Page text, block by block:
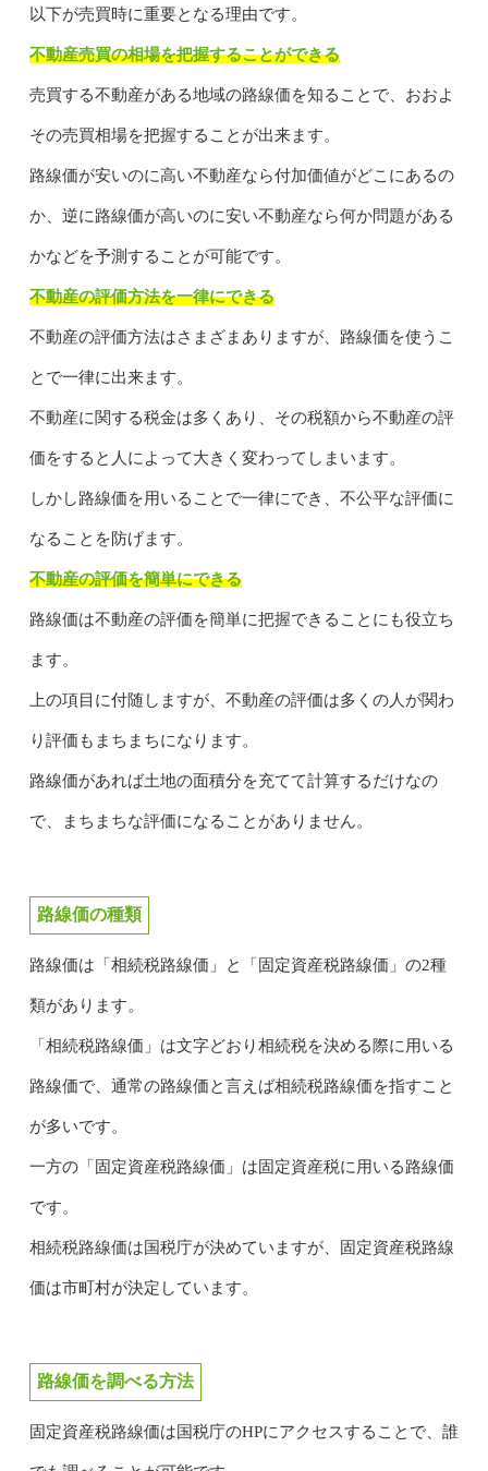
以下が売買時に重要となる理由です。
不動産売買の相場を把握することができる
売買する不動産がある地域の路線価を知ることで、おおよ
その売買相場を把握することが出来ます。
路線価が安いのに高い不動産なら付加価値がどこにあるの
か、逆に路線価が高いのに安い不動産なら何か問題がある
かなどを予測することが可能です。
不動産の評価方法を一律にできる
不動産の評価方法はさまざまありますが、路線価を使うこ
とで一律に出来ます。
不動産に関する税金は多くあり、その税額から不動産の評
価をすると人によって大きく変わってしまいます。
しかし路線価を用いることで一律にでき、不公平な評価に
なることを防げます。
不動産の評価を簡単にできる
路線価は不動産の評価を簡単に把握できることにも役立ち
ます。
上の項目に付随しますが、不動産の評価は多くの人が関わ
り評価もまちまちになります。
路線価があれば土地の面積分を充てて計算するだけなの
で、まちまちな評価になることがありません。
路線価の種類
路線価は「相続税路線価」と「固定資産税路線価」の2種
類があります。
「相続税路線価」は文字どおり相続税を決める際に用いる
路線価で、通常の路線価と言えば相続税路線価を指すこと
が多いです。
一方の「固定資産税路線価」は固定資産税に用いる路線価
です。
相続税路線価は国税庁が決めていますが、固定資産税路線
価は市町村が決定しています。
路線価を調べる方法
固定資産税路線価は国税庁のHPにアクセスすることで、誰